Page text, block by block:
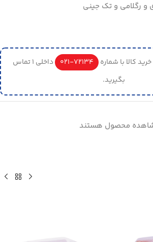
و رگلامی و تک جینی
کالا با شماره 72134-021
داخلی 1 تماس
بگیرید.
محصول هستند